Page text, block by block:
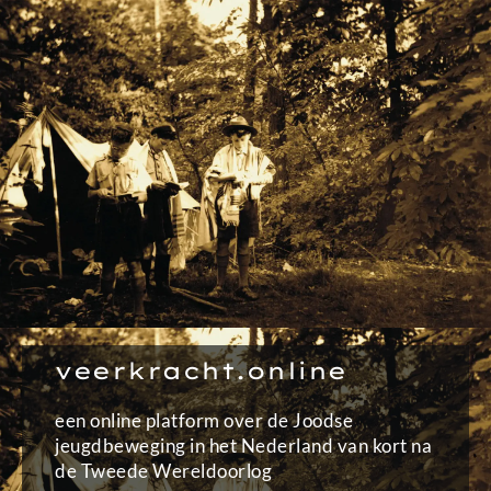
Ga
naar
de
inhoud
veerkracht.online
een online platform over de Joodse
jeugdbeweging in het Nederland van kort na
de Tweede Wereldoorlog